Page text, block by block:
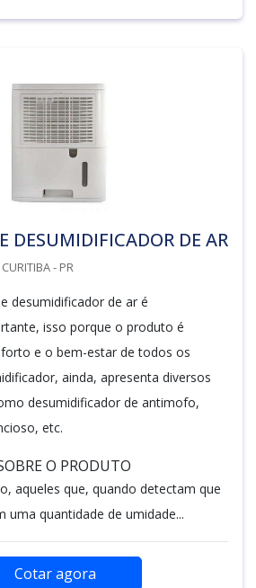
DESUMIDIFICADOR DE AR
- PR
desumidificador de ar é
isso porque o produto é
e o bem-estar de todos os
ainda, apresenta diversos
desumidificador de antimofo,
etc.
O PRODUTO
aqueles que, quando detectam que
uma quantidade de umidade...
Cotar agora